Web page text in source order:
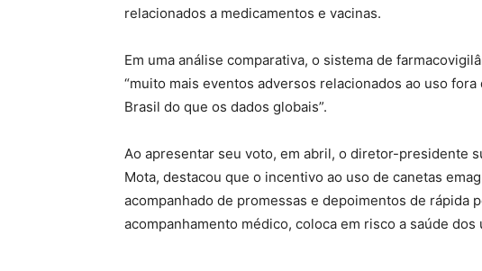
relacionados a medicamentos e vacinas.
Em uma análise comparativa, o sistema de
“muito mais eventos adversos relacionados ao uso
Brasil do que os dados globais”.
Ao apresentar seu voto, em abril, o diretor-presidente
Mota, destacou que o incentivo ao uso de canetas
acompanhado de promessas e depoimentos de rápida
acompanhamento médico, coloca em risco a saúde dos